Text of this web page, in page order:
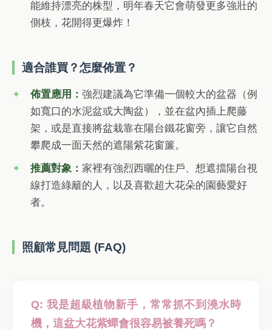
能維持漂亮的株型，明年春天它會萌發更多強壯的
側枝，花開得更爆炸！
適合誰買？怎麼佈置？
佈置應用：強烈建議為它準備一個較大的盆器（例
如寬口的水泥盆或大陶盆），並在盆內插上爬藤
架，或是直接將盆栽靠在陽台鐵花窗旁，讓它自然
攀爬成一面天然的遮陽紫花窗簾。
推薦對象： 家裡有強烈西曬的住戶、想遮擋陽台視
線打造綠籬的人，以及喜歡超大花朵的園藝愛好
者。
照顧常見問題 (FAQ)
Q: 我是超級植物新手，常常抓不到澆水時
機，這盆大花紫蟬會很容易被養死嗎？